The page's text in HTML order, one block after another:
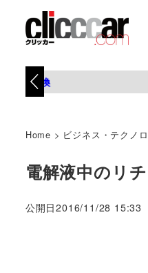
タイヤ交換
Home > ビジネス・テクノ
電解液中のリ
公開日2016/11/28 15:33